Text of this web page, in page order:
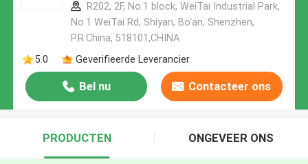
R202, 2F, No.1 block, WeiTai Industrial Park,
No.1 WeiTai Rd, Shiyan, Bo'an, Shenzhen,
P.R.China, 518101​​​​​​​,CHINA
5.0
Geverifieerde Leverancier
Bel nu Contacteer ons
PRODUCTEN ONGEVEER ONS